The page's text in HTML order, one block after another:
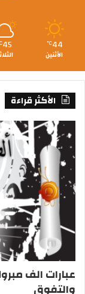
44
℃
الأثنين
45
الأكثر قراءة
والتفوق